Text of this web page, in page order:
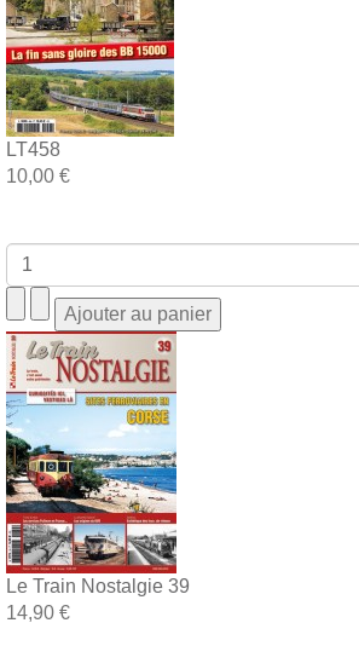
LT458
10,00 €
Le Train Nostalgie 39
14,90 €